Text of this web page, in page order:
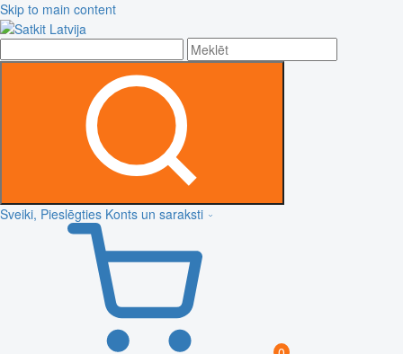
Skip to main content
Sveiki, Pieslēgties Konts un saraksti